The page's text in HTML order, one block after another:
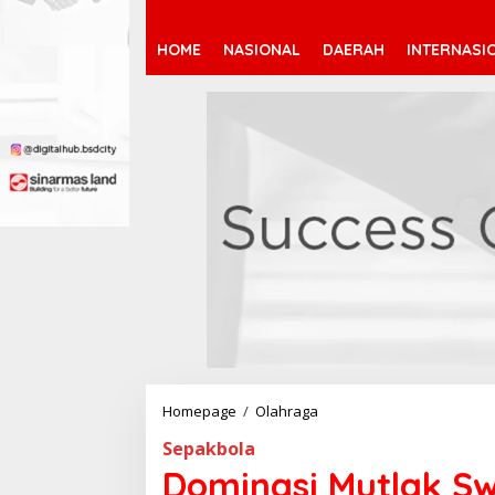
HOME NASIONAL DAERAH
Homepage / Olahraga
Sepakbola
Dominasi Mutlak